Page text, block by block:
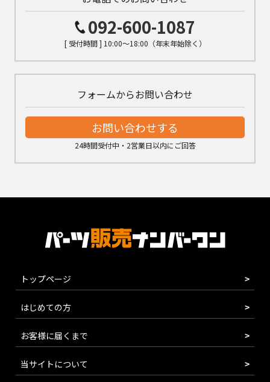
092-600-1087
[ 受付時間 ] 10:00～18:00（年末年始除く）
フォームからお問い合わせ
お問い合わせする
24時間受付中・2営業日以内にご回答
トップページ
はじめての方
お客様に届くまで
当サイトについて